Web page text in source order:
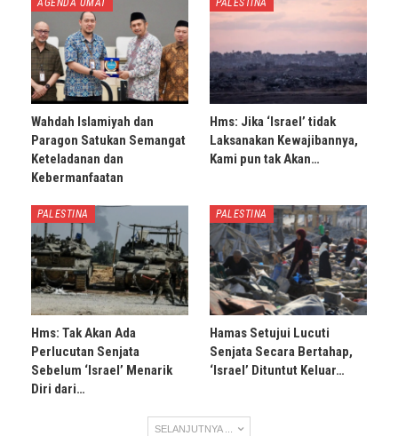
AGENDA UMAT
Wahdah Islamiyah dan
Paragon Satukan Semangat
Keteladanan dan
Kebermanfaatan
PALESTINA
Hms: Jika ‘Israel’ tidak
Laksanakan Kewajibannya,
Kami pun tak Akan…
PALESTINA
Hms: Tak Akan Ada
Perlucutan Senjata
Sebelum ‘Israel’ Menarik
Diri dari…
PALESTINA
Hamas Setujui Lucuti
Senjata Secara Bertahap,
‘Israel’ Dituntut Keluar…
SELANJUTNYA ...